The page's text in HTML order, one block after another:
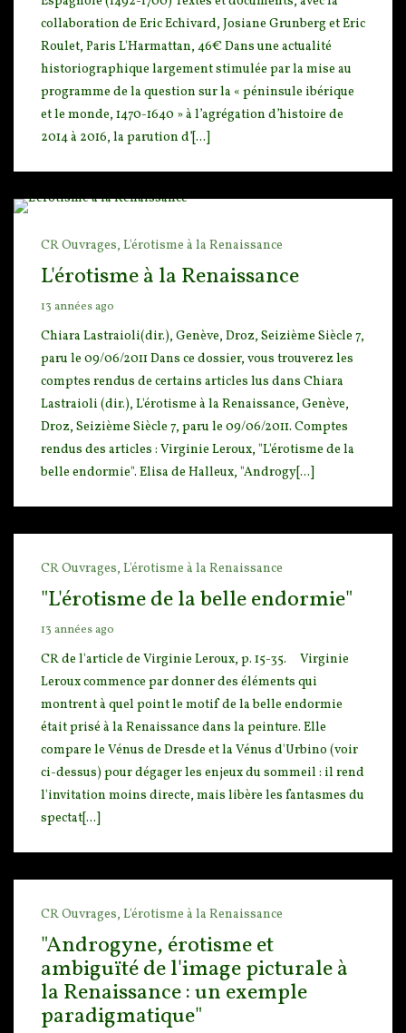
collaboration de Eric Echivard, Josiane Grunberg et Eric
Roulet, Paris L'Harmattan, 46€ Dansune actualité
historiographique largement stimulée par la mise au
programme de la question sur la « péninsule ibérique
et le monde, 1470-1640 » à l’agrégation d’histoire de
2014 à 2016, la parution d’[...]
CR Ouvrages, L'érotisme à la Renaissance
L'érotisme à la Renaissance
13 années ago
Chiara Lastraioli(dir.), Genève, Droz, Seizième Siècle 7,
paru le 09/06/2011 Dans ce dossier, vous trouverez les
comptes rendus de certains articles lus dans Chiara
Lastraioli (dir.), L'érotisme à la Renaissance, Genève,
Droz, Seizième Siècle 7, paru le 09/06/2011. Comptes
rendus des articles : Virginie Leroux, "L'érotisme de la
belle endormie". Elisa de Halleux, "Androgy[...]
CR Ouvrages, L'érotisme à la Renaissance
"L'érotisme de la belle endormie"
13 années ago
CR de l'article de Virginie Leroux, p. 15-35. Virginie
Leroux commence par donner des éléments qui
montrent à quel point le motif de la belle endormie
était prisé à la Renaissance dans la peinture. Elle
compare le Vénus de Dresde et la Vénus d'Urbino (voir
ci-dessus) pour dégager les enjeux du sommeil : il rend
l'invitation moins directe, mais libère les fantasmes du
spectat[...]
CR Ouvrages, L'érotisme à la Renaissance
"Androgyne, érotisme et
ambiguïté de l'image picturale à
la Renaissance : un exemple
paradigmatique"